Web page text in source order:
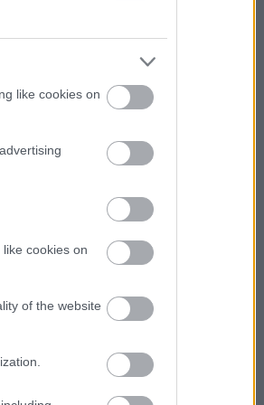
like cookies on
cookies on
of the website
liber
riscul